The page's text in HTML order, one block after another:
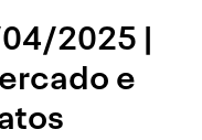
2025 |
e